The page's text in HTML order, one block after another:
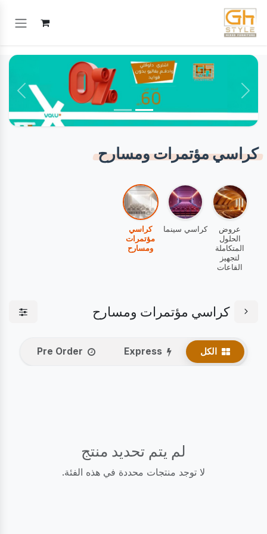
تخطي للذهاب إلى المحتوى
السابق التالي
كراسي مؤتمرات ومسارح
عروض
الحلول
المتكاملة
لتجهيز
القاعات
كراسي سينما
كراسي
مؤتمرات
ومسارح
كراسي مؤتمرات ومسارح
الكل Express
Pre Order
لم يتم تحديد منتج
لا توجد منتجات محددة في هذه الفئة.